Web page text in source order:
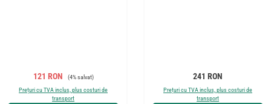
Preț de vânzare:
121 RON Preț obișnuit:
(4% salvat)
Prețuri cu TVA inclus, plus costuri de
transport
Preț obișnuit:
241 RON
Prețuri cu TVA inclus, plus costuri de
transport